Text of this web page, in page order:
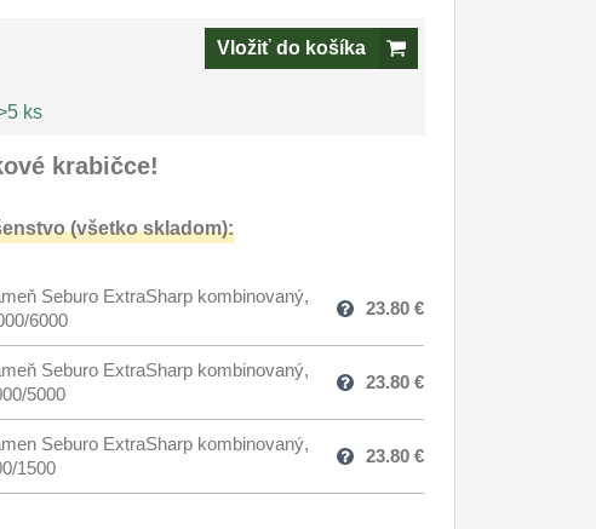
Vložiť do košíka
ks
krabičce!
(všetko skladom):
Seburo ExtraSharp kombinovaný,
6000
23.80 €
Seburo ExtraSharp kombinovaný,
5000
23.80 €
Seburo ExtraSharp kombinovaný,
1500
23.80 €